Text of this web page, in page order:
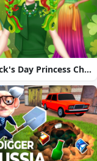
St Patrick's Day Princess Challenge